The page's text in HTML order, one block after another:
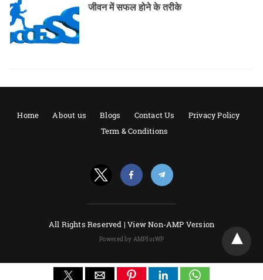
जीवन में सफल होने के तरीके
Home About us Blogs Contact Us
Privacy Policy
Term & Conditions
All Rights Reserved |View Non-AMP Version
Powered by AMPforWP